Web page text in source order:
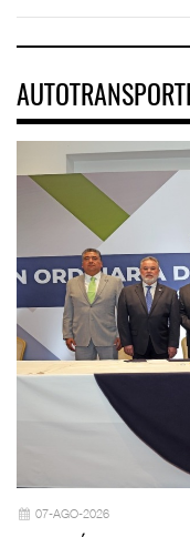
07-AGO-2026